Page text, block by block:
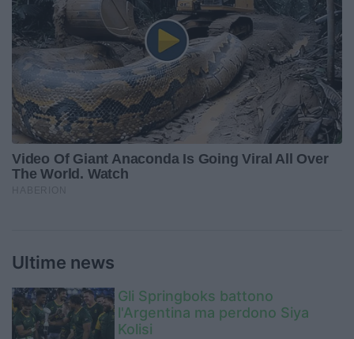
Ultime news
Gli Springboks battono
l'Argentina ma perdono Siya
Kolisi